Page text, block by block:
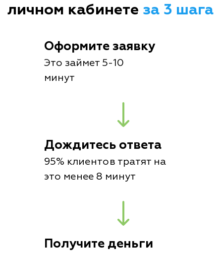
личном кабинете за 3 шага
Оформите заявку
Это займет 5-10
минут
Дождитесь ответа
95% клиентов тратят на
это менее 8 минут
Получите деньги